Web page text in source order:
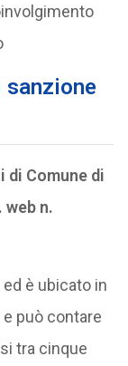
sanzione
di Comune di
web n.
è ubicato in
può contare
tra cinque